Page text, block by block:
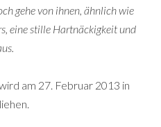
gehe von ihnen, ähnlich wie
eine stille Hartnäckigkeit und
am 27. Februar 2013 in